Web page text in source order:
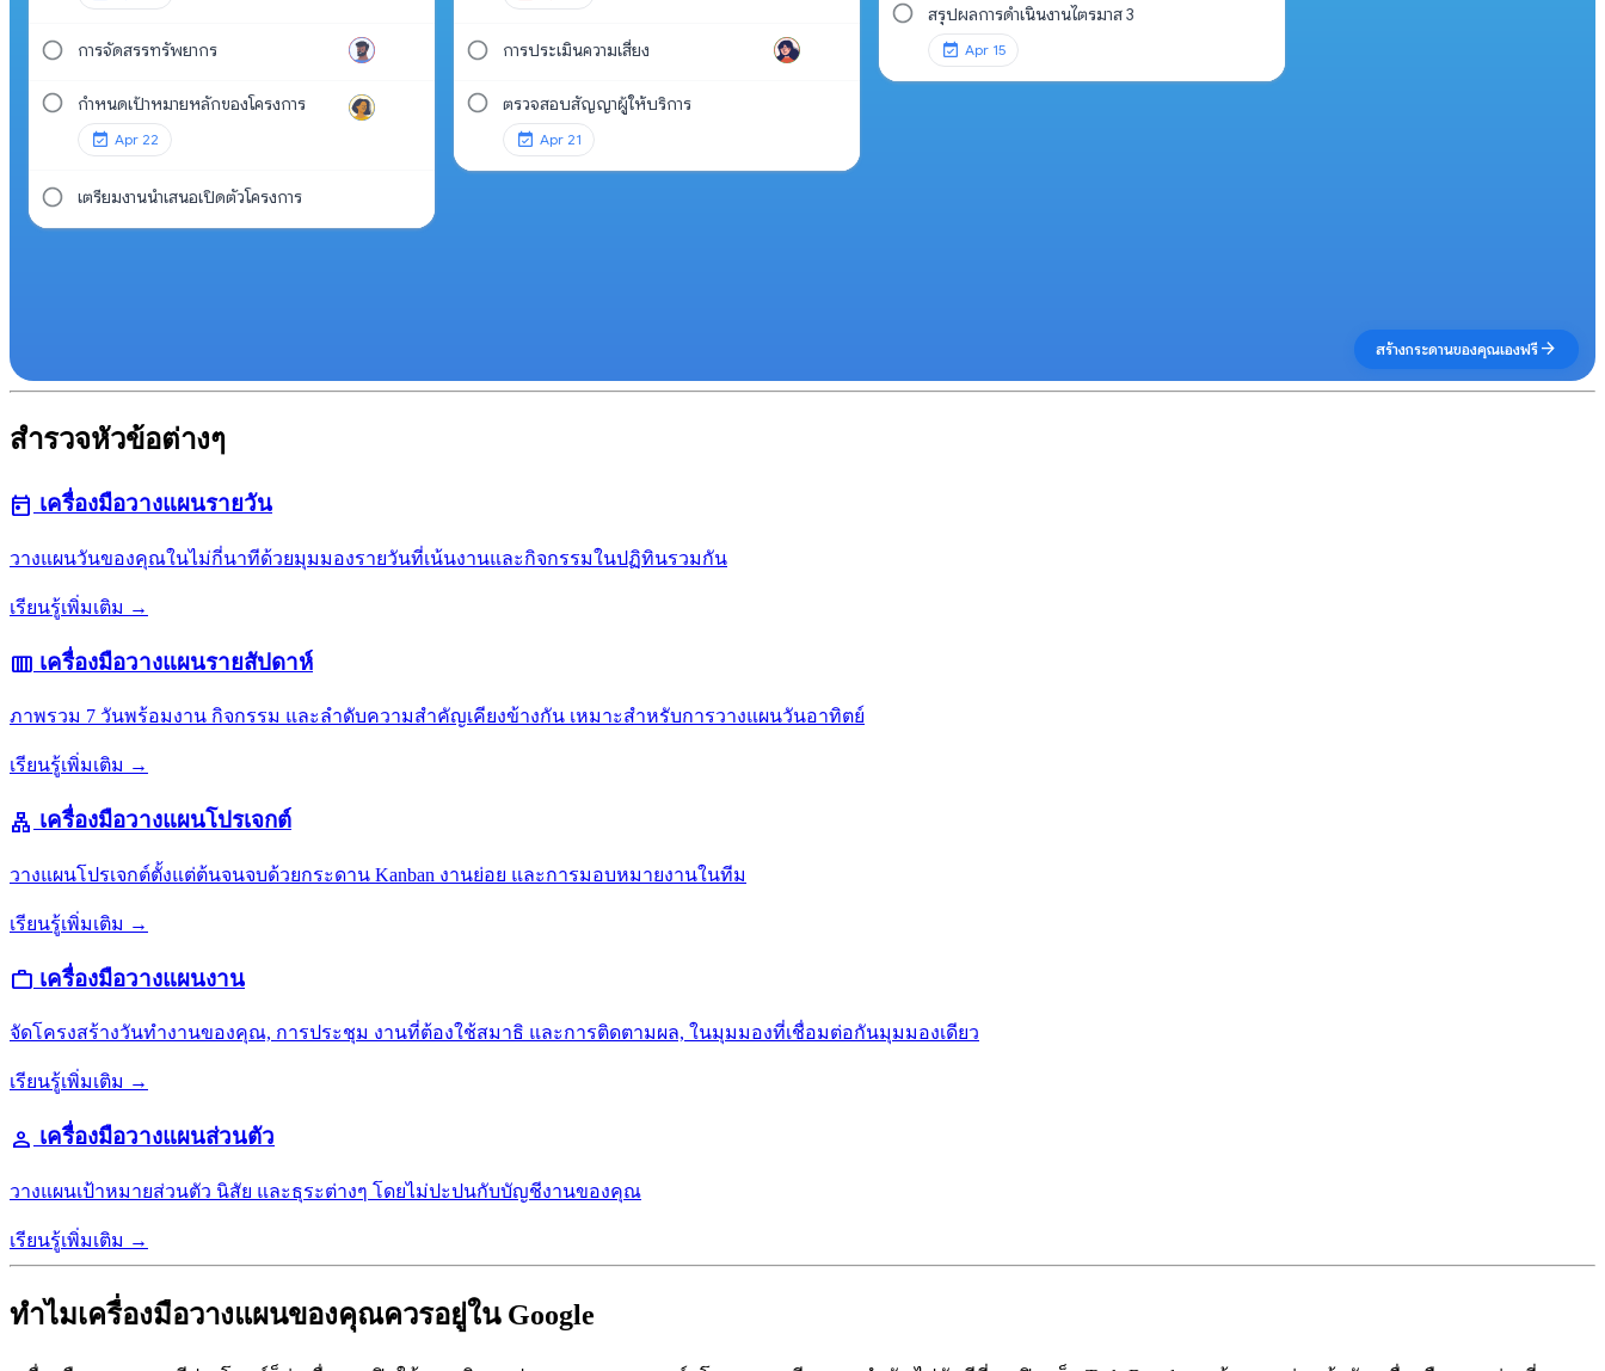
การจัดสรรทรัพยากร
กำหนดเป้าหมายหลักของโครงการ
Apr 22
เตรียมงานนำเสนอเปิดตัวโครงการ
การประเมินความเสี่ยง
ตรวจสอบสัญญาผู้ให้บริการ
Apr 21
สรุปผลการดำเนินงานไตรมาส 3
Apr 15
สร้างกระดานของคุณเองฟรีarrow_forward
สำรวจหัวข้อต่างๆ
today เครื่องมือวางแผนรายวัน
วางแผนวันของคุณในไม่กี่นาทีด้วยมุมมองรายวันที่เน้นงานและกิจกรรมในปฏิทินรวมกัน
เรียนรู้เพิ่มเติม →
calendar_view_week เครื่องมือวางแผนรายสัปดาห์
ภาพรวม 7 วันพร้อมงาน กิจกรรม และลำดับความสำคัญเคียงข้างกัน เหมาะสำหรับการวางแผนวันอาทิตย์
เรียนรู้เพิ่มเติม →
lan เครื่องมือวางแผนโปรเจกต์
วางแผนโปรเจกต์ตั้งแต่ต้นจนจบด้วยกระดาน Kanban งานย่อย และการมอบหมายงานในทีม
เรียนรู้เพิ่มเติม →
work เครื่องมือวางแผนงาน
จัดโครงสร้างวันทำงานของคุณ, การประชุม งานที่ต้องใช้สมาธิ และการติดตามผล, ในมุมมองที่เชื่อมต่อกันมุมมองเดียว
เรียนรู้เพิ่มเติม →
person เครื่องมือวางแผนส่วนตัว
วางแผนเป้าหมายส่วนตัว นิสัย และธุระต่างๆ โดยไม่ปะปนกับบัญชีงานของคุณ
เรียนรู้เพิ่มเติม →
ทำไมเครื่องมือวางแผนของคุณควรอยู่ใน Google